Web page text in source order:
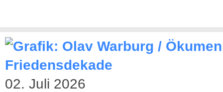
02. Juli 2026